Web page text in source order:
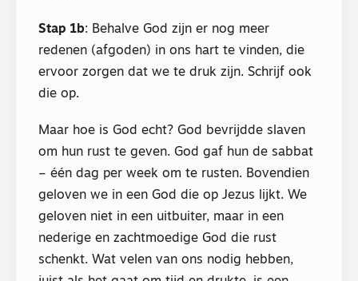
Stap 1b: Behalve God zijn er nog meer
redenen (afgoden) in ons hart te vinden, die
ervoor zorgen dat we te druk zijn. Schrijf ook
die op.
Maar hoe is God echt? God bevrijdde slaven
om hun rust te geven. God gaf hun de sabbat
– één dag per week om te rusten. Bovendien
geloven we in een God die op Jezus lijkt. We
geloven niet in een uitbuiter, maar in een
nederige en zachtmoedige God die rust
schenkt. Wat velen van ons nodig hebben,